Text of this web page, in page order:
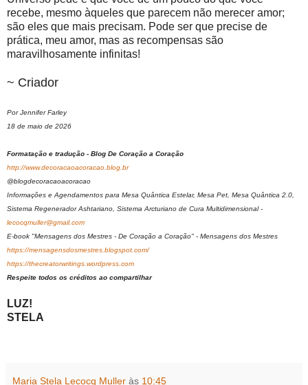
recebe, mesmo àqueles que parecem não merecer amor;
são eles que mais precisam. Pode ser que precise de
prática, meu amor, mas as recompensas são
maravilhosamente infinitas!
~ Criador
Por Jennifer Farley
18 de maio de 2026
Formatação e tradução - Blog De Coração a Coração
http://www.decoracaoacoracao.blog.br
@blogdecoracaoacoracao
Informações e Agendamentos para Mesa Quântica Estelar, Mesa Pet, Mesa Quântica 2.0,
Sistema Regenerador Ashtariano, Sistema Arcturiano de Cura Multidimensional -
lecocqmuller@gmail.com
E-book "Mensagens dos Mestres - De Coração a Coração" - Mensagens dos Mestres
https://mensagensdosmestres.blogspot.com/
https://thecreatorwritings.wordpress.com
Respeite todos os créditos ao compartilhar
LUZ!
STELA
Maria Stela Lecocq Muller às 10:45